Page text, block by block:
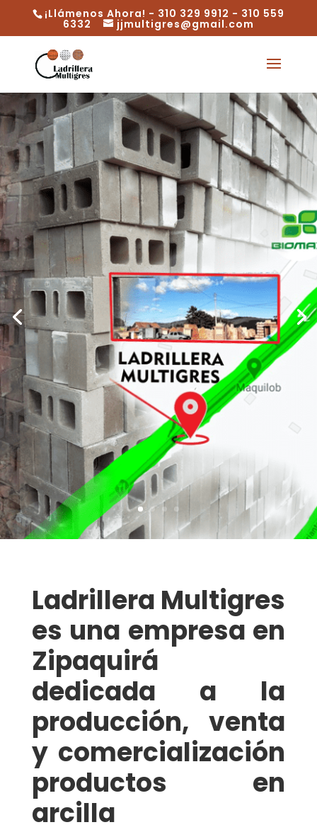
¡Llámenos Ahora! - 310 329 9912 - 310 559
6332 jjmultigres@gmail.com
Ladrillera Multigres
es una empresa en
Zipaquirá
dedicada a la
producción, venta
y comercialización
productos en
arcilla